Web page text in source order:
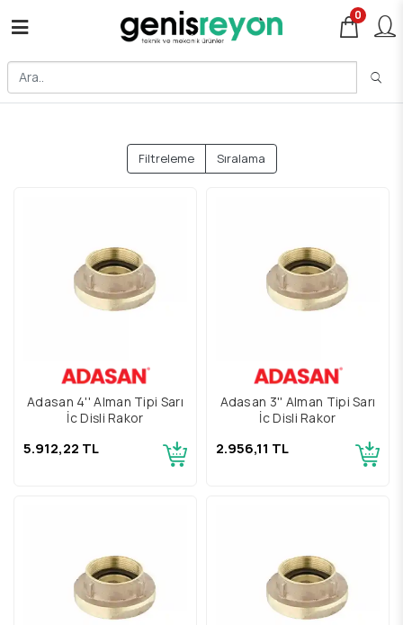
0
Filtreleme Sıralama
Adasan 4'' Alman Tipi Sarı
İç Dişli Rakor
5.912,22 TL
Adasan 3'' Alman Tipi Sarı
İç Dişli Rakor
2.956,11 TL